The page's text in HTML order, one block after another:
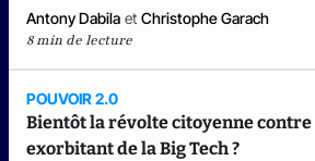
Antony Dabila et Christophe Garach
8 min de lecture
POUVOIR 2.0
Bientôt la révolte citoyenne
exorbitant de la Big Tech ?